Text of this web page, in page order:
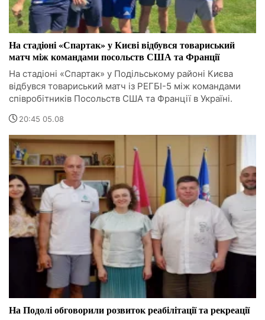
На стадіоні «Спартак» у Києві відбувся товариський
матч між командами посольств США та Франції
На стадіоні «Спартак» у Подільському районі Києва
відбувся товариський матч із РЕГБІ-5 між командами
співробітників Посольств США та Франції в Україні.
20:45 05.08
На Подолі обговорили розвиток реабілітації та рекреації